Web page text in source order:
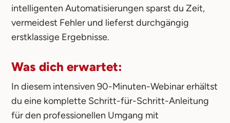
intelligenten Automatisierungen sparst du Zeit,
vermeidest Fehler und lieferst durchgängig
erstklassige Ergebnisse.
Was dich erwartet:
In diesem intensiven 90-Minuten-Webinar erhältst
du eine komplette Schritt-für-Schritt-Anleitung
für den professionellen Umgang mit